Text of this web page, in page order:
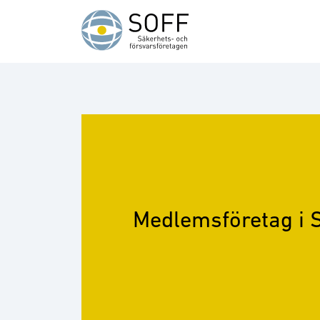
Hoppa till innehåll
Medlemsföretag i